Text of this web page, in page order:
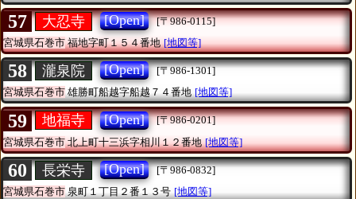
57 大忍寺 [Open]
[〒986-0115]
宮城県石巻市福地字町１５４番地 [地図等]
58 瀧泉院 [Open]
[〒986-1301]
宮城県石巻市雄勝町船越字船越７４番地 [地図等]
59 地福寺 [Open]
[〒986-0201]
宮城県石巻市北上町十三浜字相川１２番地 [地図等]
60 長栄寺 [Open]
[〒986-0832]
宮城県石巻市泉町１丁目２番１３号 [地図等]